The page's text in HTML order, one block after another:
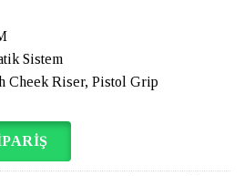
Sistem
Cheek Riser, Pistol Grip